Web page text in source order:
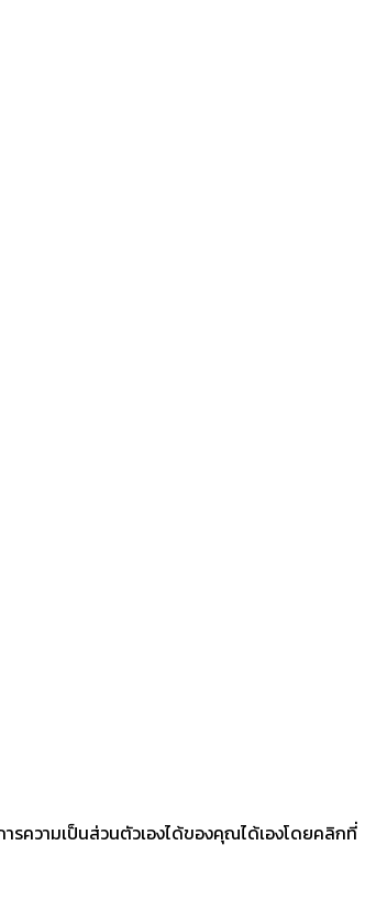
ารความเป็นส่วนตัวเองได้ของคุณได้เองโดยคลิกที่